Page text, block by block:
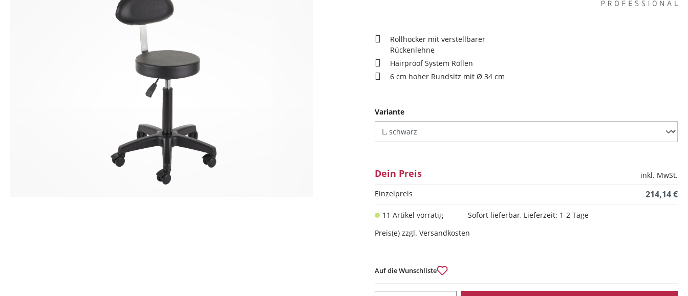
Rollhocker mit verstellbarer
Rückenlehne
Hairproof System Rollen
6 cm hoher Rundsitz mit Ø 34 cm
Varianteauswählen
Dein Preis
inkl. MwSt.
Einzelpreis
214,14 €
11 Artikel vorrätig
Sofort lieferbar, Lieferzeit: 1-2 Tage
Preis(e) zzgl. Versandkosten
Auf die Wunschliste